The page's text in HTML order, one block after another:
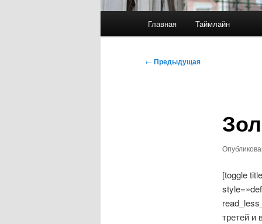
Главная Таймлайн
Навигация
← Предыдущая
[toggle
третей и